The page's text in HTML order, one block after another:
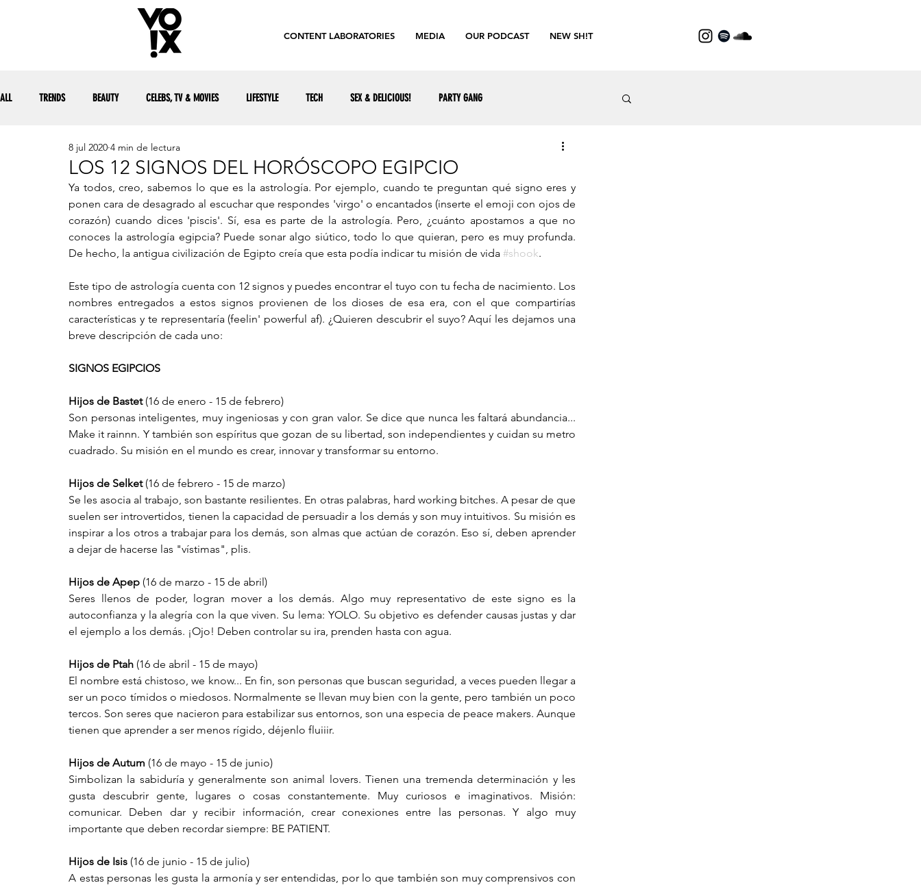
CONTENT LABORATORIES MEDIA OUR PODCAST NEW SH!T
ALL TRENDS BEAUTY CELEBS, TV & MOVIES LIFESTYLE TECH SEX & DELICIOUS! PARTY GANG
LOS 12 SIGNOS DEL HORÓSCOPO EGIPCIO
8 jul 2020 4 min de lectura
Ya todos, creo, sabemos lo que es la astrología. Por ejemplo, cuando te preguntan qué signo eres y
ponen cara de desagrado al escuchar que respondes 'virgo' o encantados (inserte el emoji con ojos de
corazón) cuando dices 'piscis'. Sí, esa es parte de la astrología. Pero, ¿cuánto apostamos a que no
conoces la astrología egipcia? Puede sonar algo siútico, todo lo que quieran, pero es muy profunda.
De hecho, la antigua civilización de Egipto creía que esta podía indicar tu misión de vida #shook.
Este tipo de astrología cuenta con 12 signos y puedes encontrar el tuyo con tu fecha de nacimiento. Los
nombres entregados a estos signos provienen de los dioses de esa era, con el que compartirías
características y te representaría (feelin' powerful af). ¿Quieren descubrir el suyo? Aquí les dejamos una
breve descripción de cada uno:
SIGNOS EGIPCIOS
Hijos de Bastet (16 de enero - 15 de febrero)
Son personas inteligentes, muy ingeniosas y con gran valor. Se dice que nunca les faltará abundancia...
Make it rainnn. Y también son espíritus que gozan de su libertad, son independientes y cuidan su metro
cuadrado. Su misión en el mundo es crear, innovar y transformar su entorno.
Hijos de Selket (16 de febrero - 15 de marzo)
Se les asocia al trabajo, son bastante resilientes. En otras palabras, hard working bitches. A pesar de que
suelen ser introvertidos, tienen la capacidad de persuadir a los demás y son muy intuitivos. Su misión es
inspirar a los otros a trabajar para los demás, son almas que actúan de corazón. Eso sí, deben aprender
a dejar de hacerse las "vístimas", plis.
Hijos de Apep (16 de marzo - 15 de abril)
Seres llenos de poder, logran mover a los demás. Algo muy representativo de este signo es la
autoconfianza y la alegría con la que viven. Su lema: YOLO. Su objetivo es defender causas justas y dar
el ejemplo a los demás. ¡Ojo! Deben controlar su ira, prenden hasta con agua.
Hijos de Ptah (16 de abril - 15 de mayo)
El nombre está chistoso, we know... En fin, son personas que buscan seguridad, a veces pueden llegar a
ser un poco tímidos o miedosos. Normalmente se llevan muy bien con la gente, pero también un poco
tercos. Son seres que nacieron para estabilizar sus entornos, son una especia de peace makers. Aunque
tienen que aprender a ser menos rígido, déjenlo fluiiir.
Hijos de Autum (16 de mayo - 15 de junio)
Simbolizan la sabiduría y generalmente son animal lovers. Tienen una tremenda determinación y les
gusta descubrir gente, lugares o cosas constantemente. Muy curiosos e imaginativos. Misión:
comunicar. Deben dar y recibir información, crear conexiones entre las personas. Y algo muy
importante que deben recordar siempre: BE PATIENT.
Hijos de Isis (16 de junio - 15 de julio)
A estas personas les gusta la armonía y ser entendidas, por lo que también son muy comprensivos con